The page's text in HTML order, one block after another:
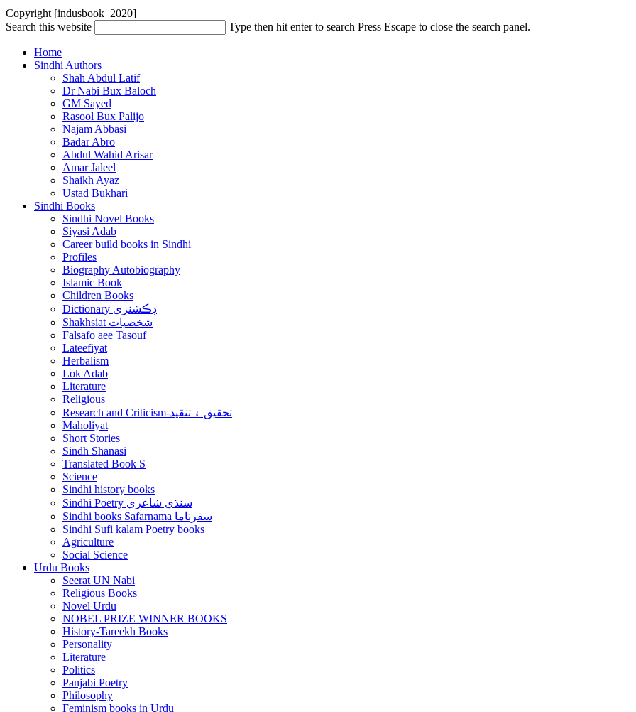
Copyright [indusbook_2020]
Search this website
Type then hit enter to search Press Escape to close the search panel.
Home
Sindhi Authors
Shah Abdul Latif
Dr Nabi Bux Baloch
GM Sayed
Rasool Bux Palijo
Najam Abbasi
Badar Abro
Abdul Wahid Arisar
Amar Jaleel
Shaikh Ayaz
Ustad Bukhari
Sindhi Books
Sindhi Novel Books
Siyasi Adab
Career build books in Sindhi
Profiles
Biography Autobiography
Islamic Book
Children Books
Dictionary ڊڪشنري
Shakhsiat شخصيات
Falsafo aee Tasouf
Lateefiyat
Herbalism
Lok Adab
Literature
Religious
Research and Criticism-تحقيق ۽ تنقيد
Maholiyat
Short Stories
Sindh Shanasi
Translated Book S
Science
Sindhi history books
Sindhi Poetry سنڌي شاعري
Sindhi books Safarnama سفرناما
Sindhi Sufi kalam Poetry books
Agriculture
Social Science
Urdu Books
Seerat UN Nabi
Religious Books
Novel Urdu
NOBEL PRIZE WINNER BOOKS
History-Tareekh Books
Personality
Literature
Politics
Panjabi Poetry
Philosophy
Feminism books in Urdu